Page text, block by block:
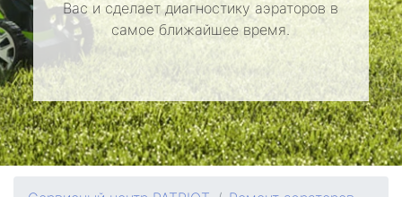
Вас и сделает диагностику аэраторов в
самое ближайшее время.